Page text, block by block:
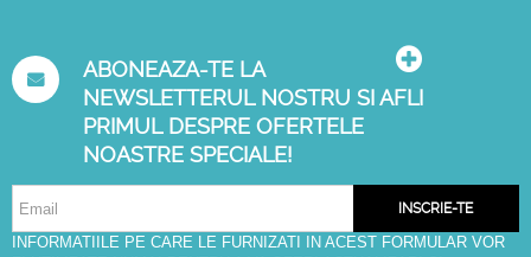
ABONEAZA-TE LA
NEWSLETTERUL NOSTRU SI AFLI
PRIMUL DESPRE OFERTELE
NOASTRE SPECIALE!
INSCRIE-TE
INFORMATIILE PE CARE LE FURNIZATI IN ACEST FORMULAR VOR